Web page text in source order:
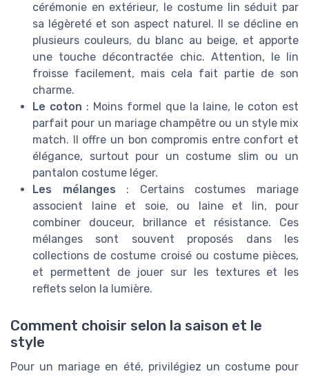
cérémonie en extérieur, le costume lin séduit par
sa légèreté et son aspect naturel. Il se décline en
plusieurs couleurs, du blanc au beige, et apporte
une touche décontractée chic. Attention, le lin
froisse facilement, mais cela fait partie de son
charme.
Le coton : Moins formel que la laine, le coton est
parfait pour un mariage champêtre ou un style mix
match. Il offre un bon compromis entre confort et
élégance, surtout pour un costume slim ou un
pantalon costume léger.
Les mélanges : Certains costumes mariage
associent laine et soie, ou laine et lin, pour
combiner douceur, brillance et résistance. Ces
mélanges sont souvent proposés dans les
collections de costume croisé ou costume pièces,
et permettent de jouer sur les textures et les
reflets selon la lumière.
Comment choisir selon la saison et le
style
Pour un mariage en été, privilégiez un costume pour